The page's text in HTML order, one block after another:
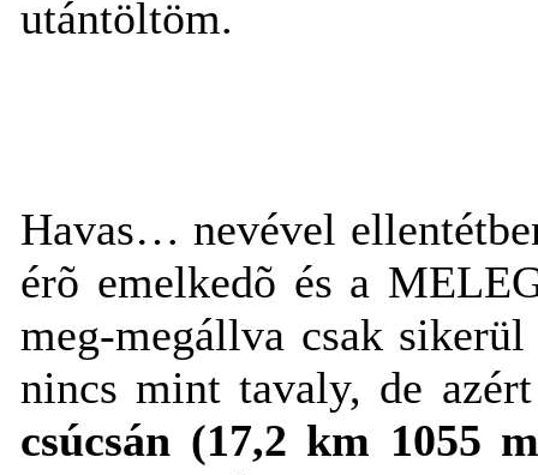
utántöltöm.
Havas… nevével
érõ emelkedõ és a
meg-megállva csak
nincs mint tavaly, de
csúcsán (17,2 km 1055